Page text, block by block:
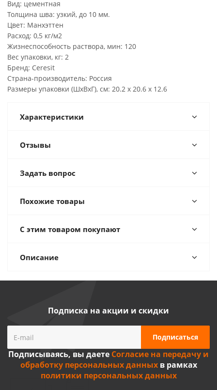
Вид: цементная
Толщина шва: узкий, до 10 мм.
Цвет: Манхэттен
Расход: 0,5 кг/м2
Жизнеспособность раствора, мин: 120
Вес упаковки, кг: 2
Бренд: Ceresit
Страна-производитель: Россия
Размеры упаковки (ШхВхГ), см: 20.2 x 20.6 x 12.6
Характеристики
Отзывы
Задать вопрос
Похожие товары
С этим товаром покупают
Описание
Подписка на акции и скидки
Подписываясь, вы даете Согласие на передачу и
обработку персональных данныхв рамках
политики персональных данных